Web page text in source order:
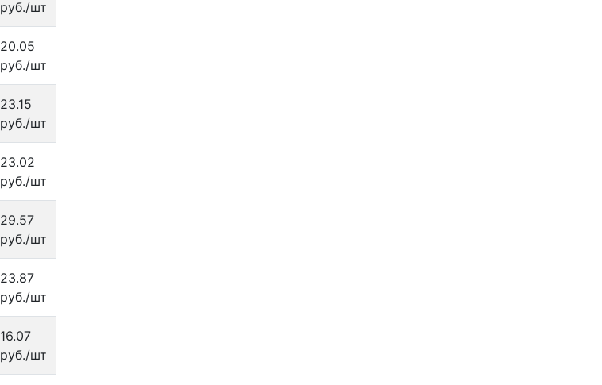
руб./шт
20.05
руб./шт
23.15
руб./шт
23.02
руб./шт
29.57
руб./шт
23.87
руб./шт
16.07
руб./шт